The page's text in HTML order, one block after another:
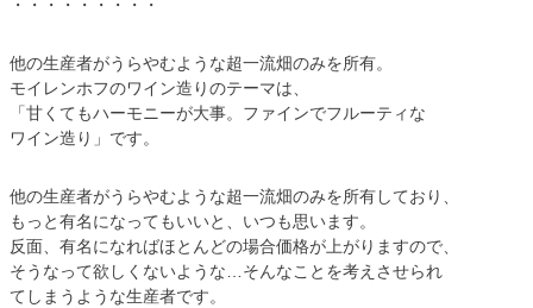
・・・・・・・・・
他の生産者がうらやむような超一流畑のみを所有。
モイレンホフのワイン造りのテーマは、
「甘くてもハーモニーが大事。ファインでフルーティな
ワイン造り」です。
他の生産者がうらやむような超一流畑のみを所有しており、
もっと有名になってもいいと、いつも思います。
反面、有名になればほとんどの場合価格が上がりますので、
そうなって欲しくないような…そんなことを考えさせられ
てしまうような生産者です。